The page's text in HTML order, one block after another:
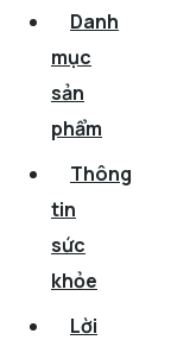
Danh
mục
sản
phẩm
Thông
tin
sức
khỏe
Lời